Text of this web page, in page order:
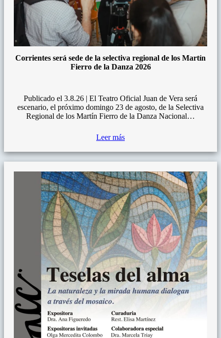
Corrientes será sede de la selectiva regional de los Martín
Fierro de la Danza 2026
Publicado el 3.8.26 | El Teatro Oficial Juan de Vera será
escenario, el próximo domingo 23 de agosto, de la Selectiva
Regional de los Martín Fierro de la Danza Nacional…
Leer más